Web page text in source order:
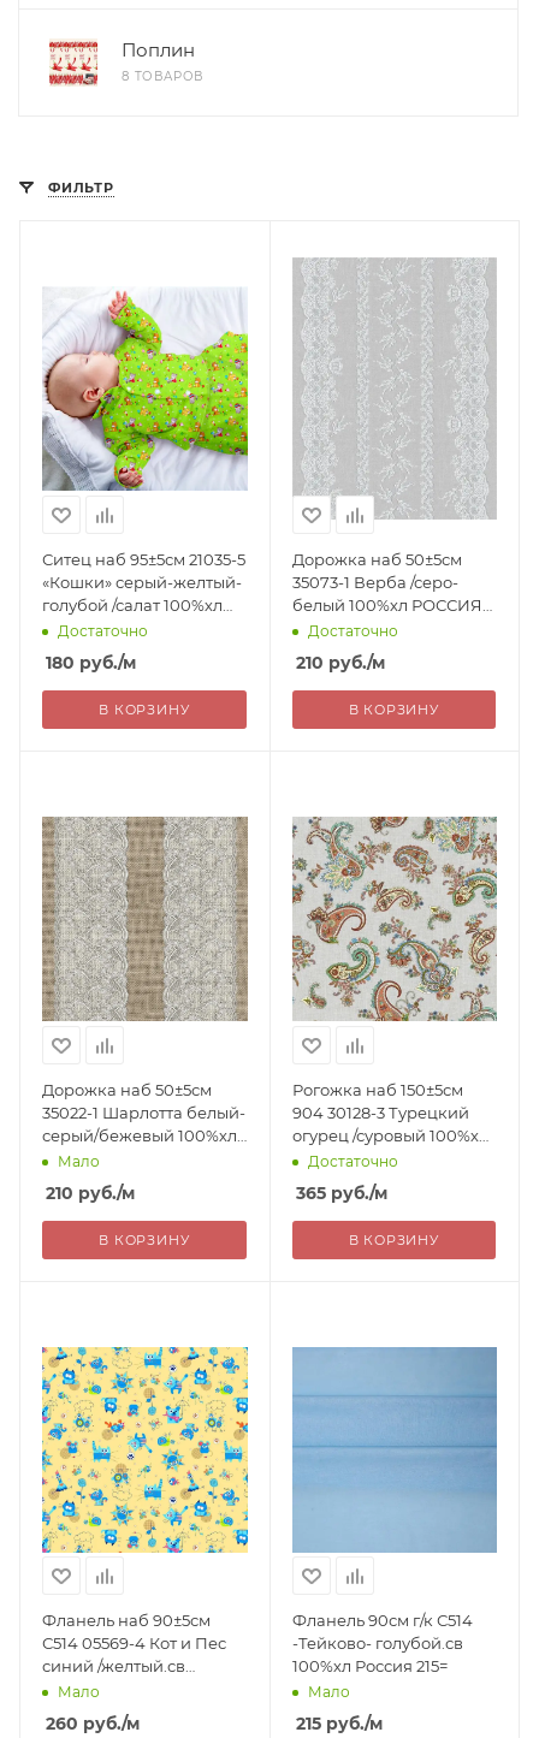
Поплин
8 ТОВАРОВ
ФИЛЬТР
Ситец наб 95±5см 21035-5
«Кошки» серый-желтый-
голубой /салат 100%хл
99г/м2 ГОСТ РОССИЯ
Достаточно
180 руб./м
В КОРЗИНУ
Дорожка наб 50±5см
35073-1 Верба /серо-
белый 100%хл РОССИЯ
210=Достаточно
210 руб./м
В КОРЗИНУ
Дорожка наб 50±5см
35022-1 Шарлотта белый-
серый/бежевый 100%хл
226г/м2 РОССИЯ 210=
Мало
210 руб./м
В КОРЗИНУ
Рогожка наб 150±5см
904 30128-3 Турецкий
огурец /суровый 100%хл
176г/м2 РОССИЯ 365=
Достаточно
365руб./м
В КОРЗИНУ
Фланель наб 90±5см
С514 05569-4 Кот и Пес
синий /желтый.св
100%хл 180г/м2 РОССИЯ
Мало
260 руб./м
Фланель 90см г/к С514
-Тейково- голубой.св
100%хл Россия 215=
Мало
215руб./м